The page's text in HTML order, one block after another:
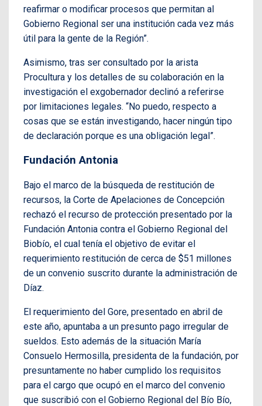
reafirmar o modificar procesos que permitan al
Gobierno Regional ser una institución cada vez más
útil para la gente de la Región”.
Asimismo, tras ser consultado por la arista
Procultura y los detalles de su colaboración en la
investigación el exgobernador declinó a referirse
por limitaciones legales. “No puedo, respecto a
cosas que se están investigando, hacer ningún tipo
de declaración porque es una obligación legal”.
Fundación Antonia
Bajo el marco de la búsqueda de restitución de
recursos, la Corte de Apelaciones de Concepción
rechazó el recurso de protección presentado por la
Fundación Antonia contra el Gobierno Regional del
Biobío, el cual tenía el objetivo de evitar el
requerimiento restitución de cerca de $51 millones
de un convenio suscrito durante la administración de
Díaz.
El requerimiento del Gore, presentado en abril de
este año, apuntaba a un presunto pago irregular de
sueldos. Esto además de la situación María
Consuelo Hermosilla, presidenta de la fundación, por
presuntamente no haber cumplido los requisitos
para el cargo que ocupó en el marco del convenio
que suscribió con el Gobierno Regional del Bío Bío,